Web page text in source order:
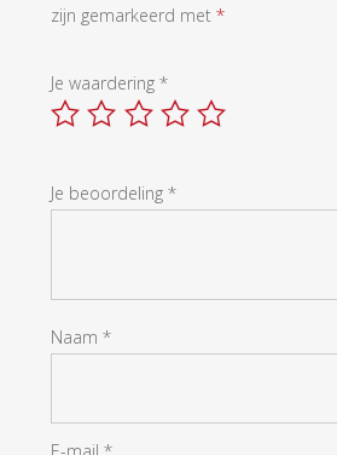
zijn gemarkeerd met *
Je waardering *
Je beoordeling *
Naam *